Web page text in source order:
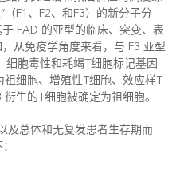
F1、F2、和F3）的新分子分
FAD 的亚型的临床、突变、表
从免疫学角度来看，与 F3 亚型
细胞毒性和耗竭T细胞标记基因
细胞、增殖性T细胞、效应样T
生的T细胞被确定为祖细胞。
及总体和无复发患者生存期而